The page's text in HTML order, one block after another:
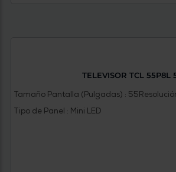
TELEVISOR TCL 55P8L
Tamaño Pantalla (Pulgadas) : 55
Tipo de Panel : Mini LED